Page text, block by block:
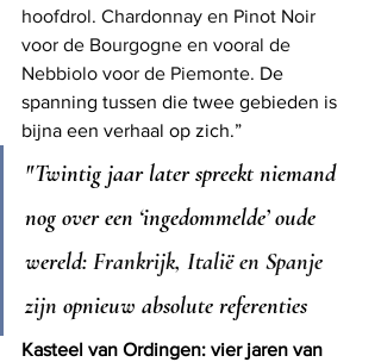
hoofdrol. Chardonnay en Pinot Noir
voor de Bourgogne en vooral de
Nebbiolo voor de Piemonte. De
spanning tussen die twee gebieden is
bijna een verhaal op zich.”
"Twintig jaar later spreekt niemand
nog over een ‘ingedommelde’ oude
wereld: Frankrijk, Italië en Spanje
zijn opnieuw absolute referenties
Kasteel van Ordingen: vier jaren van